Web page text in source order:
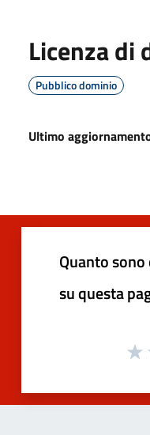
Licenza di
Pubblico dominio
Ultimo
Quanto
su questa